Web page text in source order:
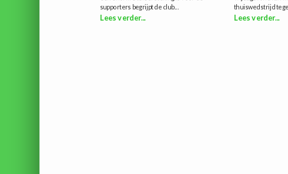
supporters begrijpt de club...
Lees verder...
thuiswedstrijd
Lees verder...